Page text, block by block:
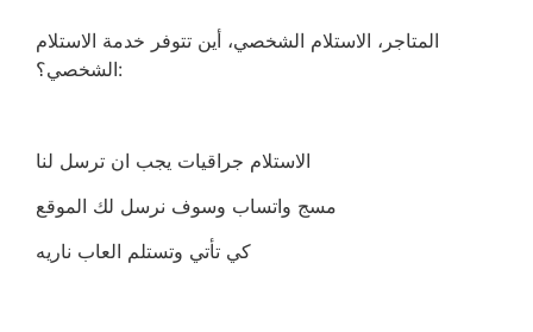
المتاجر، الاستلام الشخصي، أين تتوفر خدمة الاستلام
الشخصي؟:
الاستلام جراقيات يجب ان ترسل لنا
مسج واتساب وسوف نرسل لك الموقع
كي تأتي وتستلم العاب ناريه